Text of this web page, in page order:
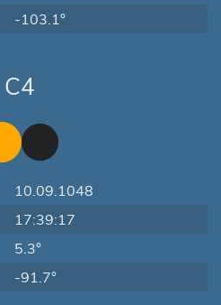
-103.1°
C4
10.09.1048
17:39:17
5.3°
-91.7°